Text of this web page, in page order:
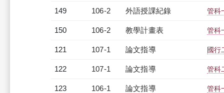
149 106-2 外語授課紀錄 管科
150 106-2 教學計畫表 管科
121 107-1 論文指導 國行
122 107-1 論文指導 管科
123 106-1 論文指導 管科